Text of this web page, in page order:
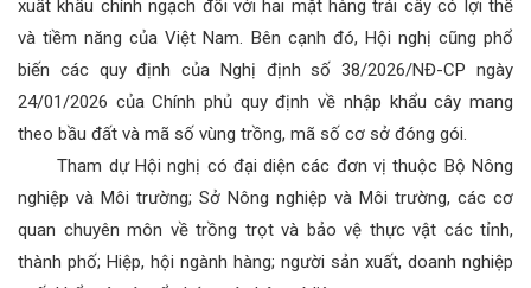
xuất khẩu chính ngạch đối với hai mặt hàng trái cây có lợi thế
và tiềm năng của Việt Nam. Bên cạnh đó, Hội nghị cũng phổ
biến các quy định của Nghị định số 38/2026/NĐ-CP ngày
24/01/2026 của Chính phủ quy định về nhập khẩu cây mang
theo bầu đất và mã số vùng trồng, mã số cơ sở đóng gói.
Tham dự Hội nghị có đại diện các đơn vị thuộc Bộ Nông
nghiệp và Môi trường; Sở Nông nghiệp và Môi trường, các cơ
quan chuyên môn về trồng trọt và bảo vệ thực vật các tỉnh,
thành phố; Hiệp, hội ngành hàng; người sản xuất, doanh nghiệp